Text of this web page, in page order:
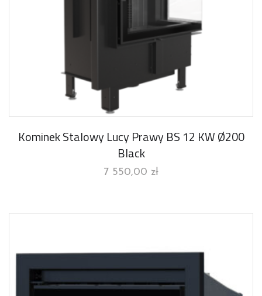
Kominek Stalowy Lucy Prawy BS 12 KW Ø200
Black
7 550,00 zł